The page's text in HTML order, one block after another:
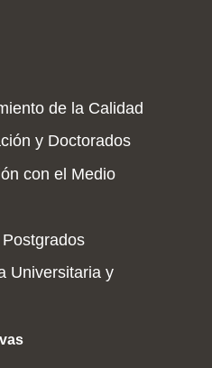
de la Calidad
y Doctorados
con el Medio
Universitaria y